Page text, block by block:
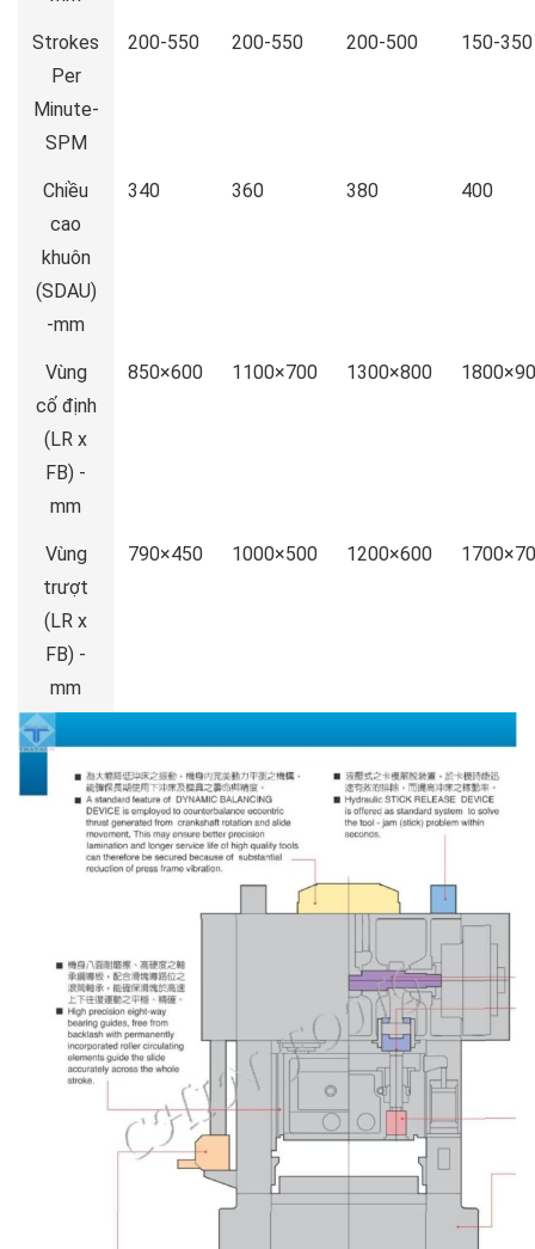
Strokes
Per
Minute-
SPM
200-550 200-550 200-500 150-350
Chiều
cao
khuôn
(SDAU)
-mm
340 360 380 400
Vùng
cố định
(LR x
FB) -
mm
850×600 1100×700 1300×800
Vùng
trượt
(LR x
FB) -
mm
790×450 1000×500 1200×600